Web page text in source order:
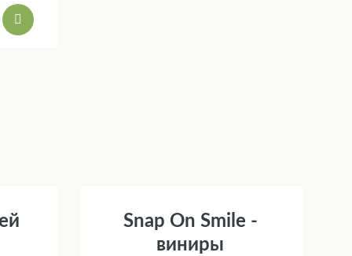
Snap On Smile -
виниры